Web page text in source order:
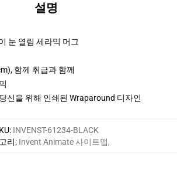
설명
눈 열림 세라믹 머그
함께 취급과 함께
신을 위해 인쇄된 Wraparound 디자인
: INVENST-61234-BLACK
리: Invent Animate 사이트맵,